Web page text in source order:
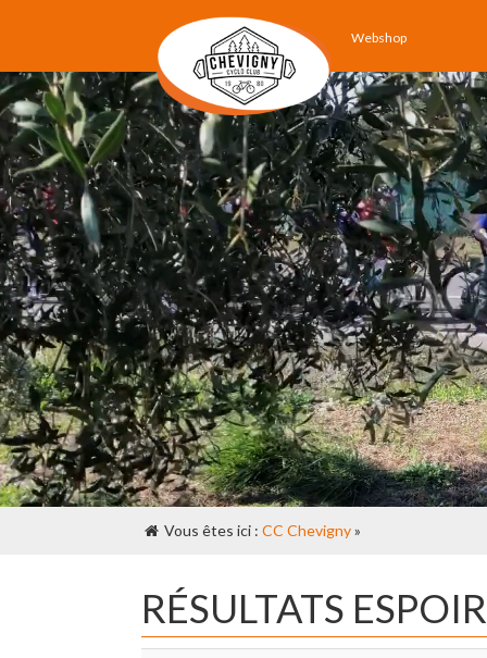
Webshop
Vous êtes ici : CC Chevigny»
RÉSULTATS